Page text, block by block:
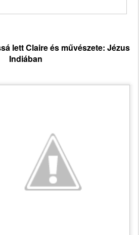
lett Claire és művészete: Jézus
Indiában